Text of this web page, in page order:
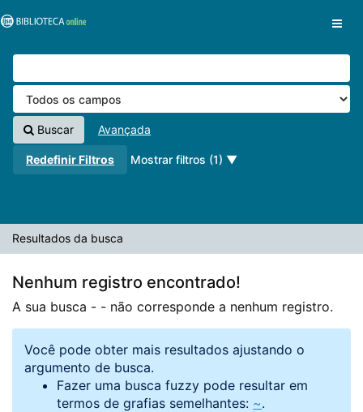
VuFind
Buscar Avançada
Redefinir Filtros Mostrar filtros (1)
Resultados da busca
Nenhum registro encontrado!
A sua busca - - não corresponde a nenhum registro.
Você pode obter mais resultados ajustando o
argumento de busca.
Fazer uma busca fuzzy pode resultar em
termos de grafias semelhantes: ~.